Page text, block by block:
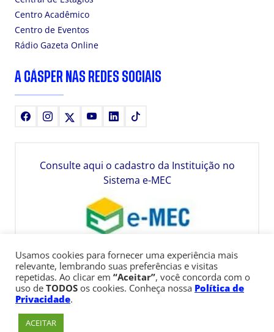
Centro Acadêmico
Centro de Eventos
Rádio Gazeta Online
A CÁSPER NAS REDES SOCIAIS
FacebookInstagram YoutubeLinkedIn
Consulte aqui o cadastro da Instituição no
Sistema e-MEC
Usamos cookies para fornecer uma experiência mais
relevante, lembrando suas preferências e visitas
repetidas. Ao clicar em “Aceitar”, você concorda com o
uso de TODOS os cookies. Conheça nossa Política de
Privacidade.
ACEITAR